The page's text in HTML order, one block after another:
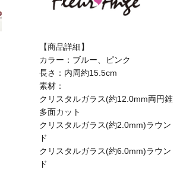
【商品詳細】
カラー：ブルー、ピンク
長さ：内周約15.5cm
素材：
クリスタルガラス(約12.0mm両円錐
多面カット
クリスタルガラス(約2.0mm)ラウン
ド
クリスタルガラス(約6.0mm)ラウン
ド